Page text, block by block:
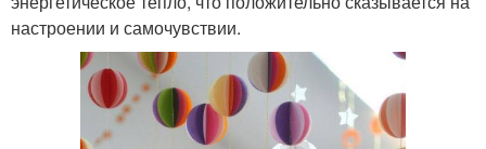
настроении и самочувствии.